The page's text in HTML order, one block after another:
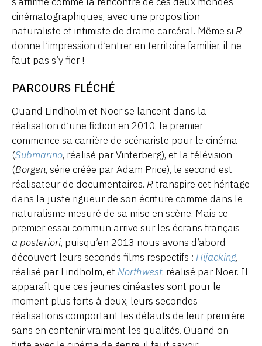
cinématographiques, avec une proposition
naturaliste et intimiste de drame carcéral. Même si R
donne l’impression d’entrer en territoire familier, il ne
faut pas s’y fier !
PARCOURS FLÉCHÉ
Quand Lindholm et Noer se lancent dans la
réalisation d’une fiction en 2010, le premier
commence sa carrière de scénariste pour le cinéma
(Submarino, réalisé par Vinterberg), et la télévision
(Borgen, série créée par Adam Price), le second est
réalisateur de documentaires. Rtranspire cet héritage
dans la juste rigueur de son écriture comme dans le
naturalisme mesuré de sa mise en scène. Mais ce
premier essai commun arrive sur les écrans français
a posteriori, puisqu’en 2013 nous avons d’abord
découvert leurs seconds films respectifs : Hijacking,
réalisé par Lindholm, et Northwest, réalisé par Noer. Il
apparaît que ces jeunes cinéastes sont pour le
moment plus forts à deux, leurs secondes
réalisations comportant les défauts de leur première
sans en contenir vraiment les qualités. Quand on